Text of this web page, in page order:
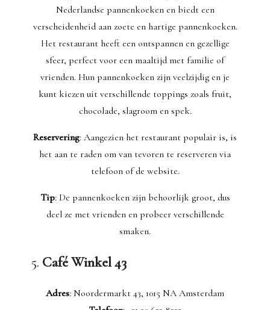
Nederlandse pannenkoeken en biedt een
verscheidenheid aan zoete en hartige pannenkoeken.
Het restaurant heeft een ontspannen en gezellige
sfeer, perfect voor een maaltijd met familie of
vrienden. Hun pannenkoeken zijn veelzijdig en je
kunt kiezen uit verschillende toppings zoals fruit,
chocolade, slagroom en spek.
Reservering: Aangezien het restaurant populair is, is
het aan te raden om van tevoren te reserveren via
telefoon of de website.
Tip: De pannenkoeken zijn behoorlijk groot, dus
deel ze met vrienden en probeer verschillende
smaken.
5. Café Winkel 43
Adres: Noordermarkt 43, 1015 NA Amsterdam